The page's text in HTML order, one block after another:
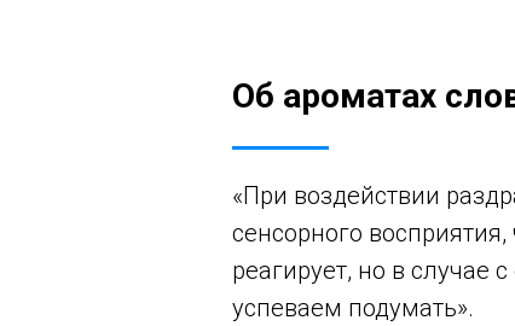
Об ароматах
«При воздействии
сенсорного
реагирует, но в случае
успеваем подумать».